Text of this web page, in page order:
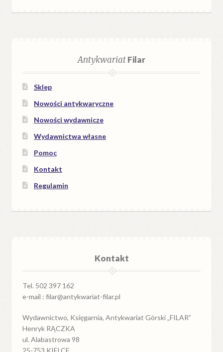
AntykwariatFilar
Sklep
Nowości antykwaryczne
Nowości wydawnicze
Wydawnictwa własne
Pomoc
Kontakt
Regulamin
Kontakt
Tel. 502 397 162
e-mail : filar@antykwariat-filar.pl
Wydawnictwo, Księgarnia, Antykwariat Górski „FILAR”
Henryk RĄCZKA
ul. Alabastrowa 98
25-753 KIELCE